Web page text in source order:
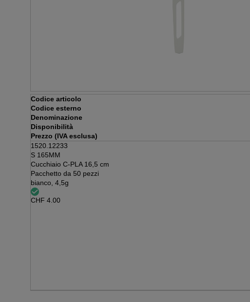
Codice articolo
Codice esterno
Denominazione
Disponibilità
Prezzo (IVA esclusa)
1520.12233
S 165MM
Cucchiaio C-PLA 16,5 cm
Pacchetto da 50 pezzi
bianco, 4,5g
CHF 4.00